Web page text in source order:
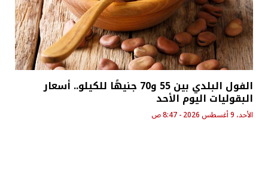
الفول البلدي بين 55 و70 جنيهًا للكيلو.. أسعار
البقوليات اليوم الأحد
الأحد، 9 أغسطس 2026 - 8:47 ص